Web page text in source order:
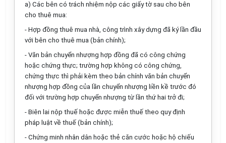
a) Các bên có trách nhiệm nộp các giấy tờ sau cho bên
cho thuê mua:
- Hợp đồng thuê mua nhà, công trình xây dựng đã ký lần đầu
với bên cho thuê mua (bản chính);
- Văn bản chuyển nhượng hợp đồng đã có công chứng
hoặc chứng thực; trường hợp không có công chứng,
chứng thực thì phải kèm theo bản chính văn bản chuyển
nhượng hợp đồng của lần chuyển nhượng liền kề trước đó
đối với trường hợp chuyển nhượng từ lần thứ hai trở đi;
- Biên lai nộp thuế hoặc được miễn thuế theo quy định
pháp luật về thuế (bản chính);
- Chứng minh nhân dân hoặc thẻ căn cước hoặc hộ chiếu